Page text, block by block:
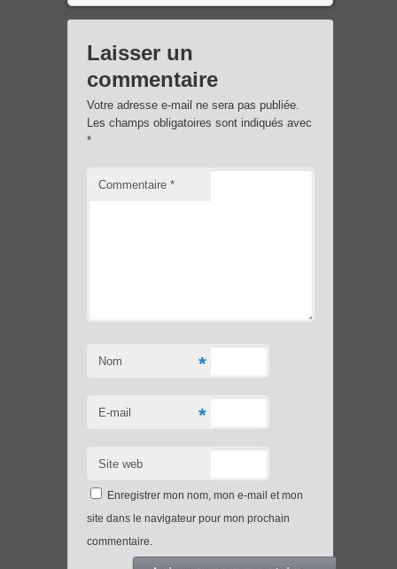
Laisser un
commentaire
Votre adresse e-mail ne sera pas publiée.
Les champs obligatoires sont indiqués avec
*
Commentaire *
Nom *
E-mail *
Site web
Enregistrer mon nom, mon e-mail et mon
site dans le navigateur pour mon prochain
commentaire.